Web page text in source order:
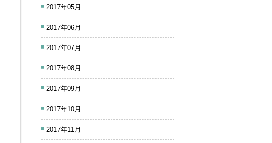
2017年05月
2017年06月
2017年07月
2017年08月
2017年09月
2017年10月
2017年11月